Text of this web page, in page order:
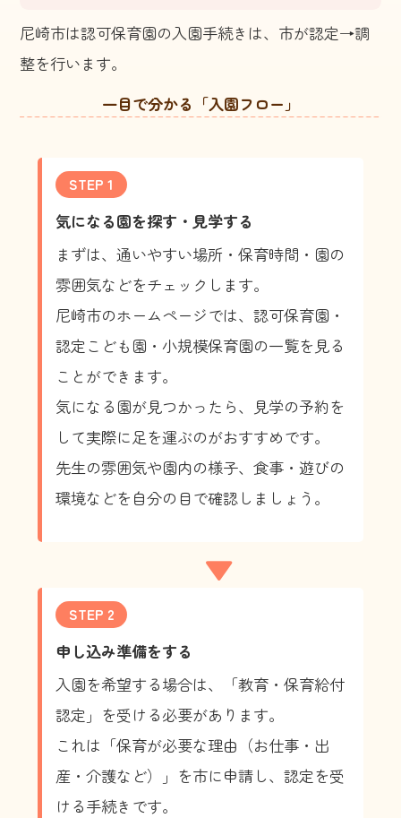
尼崎市は認可保育園の入園手続きは、市が認定→調
整を行います。
一目で分かる「入園フロー」
STEP 1
気になる園を探す・見学する
まずは、通いやすい場所・保育時間・園の
雰囲気などをチェックします。
尼崎市のホームページでは、認可保育園・
認定こども園・小規模保育園の一覧を見る
ことができます。
気になる園が見つかったら、見学の予約を
して実際に足を運ぶのがおすすめです。
先生の雰囲気や園内の様子、食事・遊びの
環境などを自分の目で確認しましょう。
▼
STEP 2
申し込み準備をする
入園を希望する場合は、「教育・保育給付
認定」を受ける必要があります。
これは「保育が必要な理由（お仕事・出
産・介護など）」を市に申請し、認定を受
ける手続きです。